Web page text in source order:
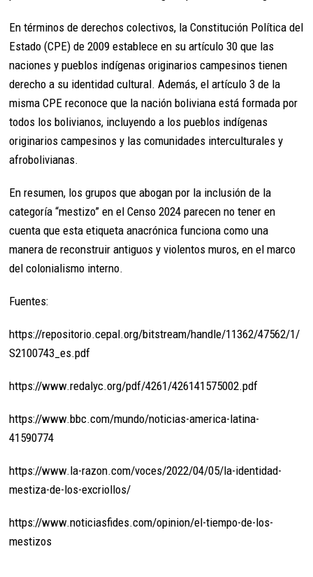
En términos de derechos colectivos, la Constitución Política del
Estado (CPE) de 2009 establece en su artículo 30 que las
naciones y pueblos indígenas originarios campesinos tienen
derecho a su identidad cultural. Además, el artículo 3 de la
misma CPE reconoce que la nación boliviana está formada por
todos los bolivianos, incluyendo a los pueblos indígenas
originarios campesinos y las comunidades interculturales y
afrobolivianas.
En resumen, los grupos que abogan por la inclusión de la
categoría “mestizo” en el Censo 2024 parecen no tener en
cuenta que esta etiqueta anacrónica funciona como una
manera de reconstruir antiguos y violentos muros, en el marco
del colonialismo interno.
Fuentes:
https://repositorio.cepal.org/bitstream/handle/11362/47562/1/
S2100743_es.pdf
https://www.redalyc.org/pdf/4261/426141575002.pdf
https://www.bbc.com/mundo/noticias-america-latina-
41590774
https://www.la-razon.com/voces/2022/04/05/la-identidad-
mestiza-de-los-excriollos/
https://www.noticiasfides.com/opinion/el-tiempo-de-los-
mestizos